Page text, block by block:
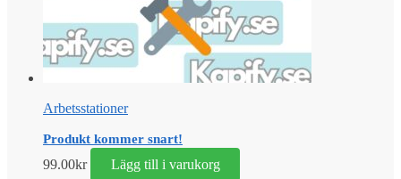
Arbetsstationer
Produkt kommer snart!
99.00kr Lägg till i varukorg